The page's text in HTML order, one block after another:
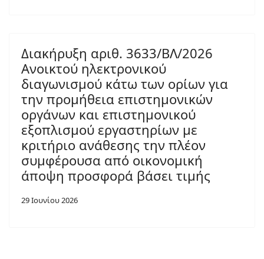
Διακήρυξη αριθ. 3633/ΒΛ/2026
Ανοικτού ηλεκτρονικού
διαγωνισμού κάτω των ορίων για
την προμήθεια επιστημονικών
οργάνων και επιστημονικού
εξοπλισμού εργαστηρίων με
κριτήριο ανάθεσης την πλέον
συμφέρουσα από οικονομική
άποψη προσφορά βάσει τιμής
29 Ιουνίου 2026